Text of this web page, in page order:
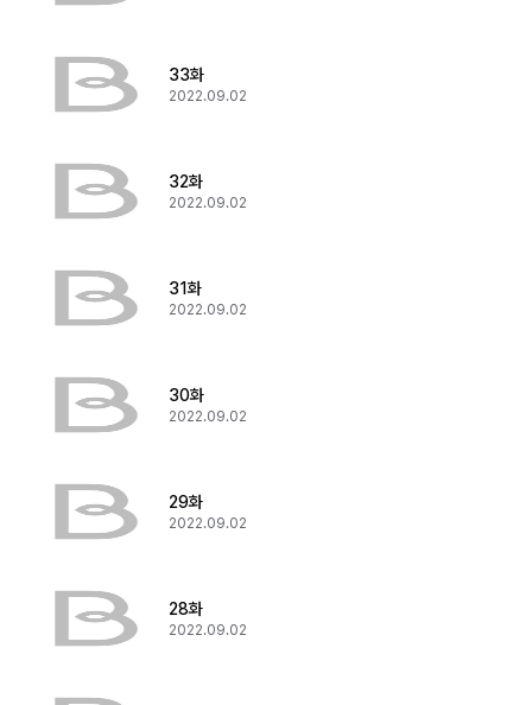
33화
2022.09.02
32화
2022.09.02
31화
2022.09.02
30화
2022.09.02
29화
2022.09.02
28화
2022.09.02